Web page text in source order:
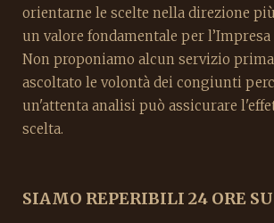
orientarne le scelte nella direzione
un valore fondamentale per l’Impresa
Non proponiamo alcun servizio
ascoltato le volontà dei congiunti
un'attenta analisi può assicurare
scelta.
SIAMO REPERIBILI 24 ORE